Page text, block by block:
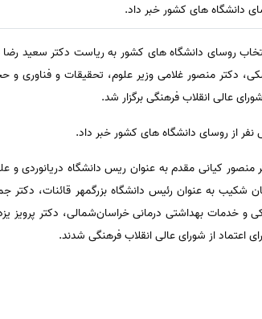
دانشگاه های کشور خبر داد.
روسای دانشگاه های کشور به ریاست دکتر سعید رضا
دکتر منصور غلامی وزیر علوم، تحقیقات و فناوری و
عالی انقلاب فرهنگی برگزار شد.
از روسای دانشگاه های کشور خبر داد.
کیانی مقدم به عنوان ریس دانشگاه دریانوردی و
به عنوان رئیس دانشگاه بزرگمهر قائنات، دکتر
خدمات بهداشتی درمانی خراسان‌شمالی، دکتر پرویز
اعتماد از شورای عالی انقلاب فرهنگی شدند.